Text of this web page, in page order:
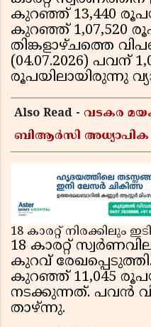
കുറഞ്ഞ് 13,440
കുറഞ്ഞ് 1,07,520
തിങ്കളാഴ്ചത്തെ
(04.07.2026) പവന്
രൂപയിലായിരുന്നു
Also Read - വടകര
ബിആർസി അധ്യാപിക
18 കാരറ്റ് നിരക്കിലും
18 കാരറ്റ്
കുറവ് രേഖപ്പെടുത്തി.
കുറഞ്ഞ് 11,045
നടക്കുന്നത്. പവൻ
താഴ്ന്നു.